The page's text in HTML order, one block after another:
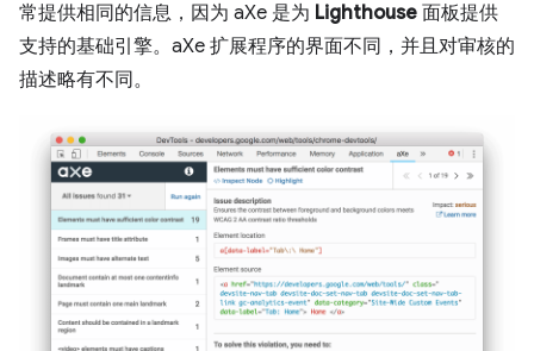
常提供相同的信息，因为 aXe 是为 Lighthouse 面板提供
支持的基础引擎。aXe 扩展程序的界面不同，并且对审核的
描述略有不同。